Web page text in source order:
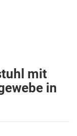
mit
in